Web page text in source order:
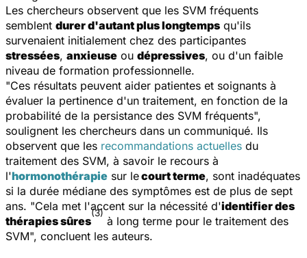
Les chercheurs observent que les SVM fréquents
semblent durer d'autant plus longtemps qu'ils
survenaient initialement chez des participantes
stressées, anxieuse ou dépressives, ou d'un faible
niveau de formation professionnelle.
"Ces résultats peuvent aider patientes et soignants à
évaluer la pertinence d'un traitement, en fonction de la
probabilité de la persistance des SVM fréquents",
soulignent les chercheurs dans un communiqué. Ils
observent que les recommandations actuelles du
traitement des SVM, à savoir le recours à
l'hormonothérapie sur lecourt terme, sont inadéquates
si la durée médiane des symptômes est de plus de sept
ans. "Cela met l'accent sur la nécessité d'identifierdes
thérapies sûres
(3)
à long terme pour le traitement des
SVM", concluent les auteurs.